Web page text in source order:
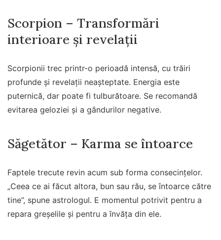
Scorpion – Transformări
interioare și revelații
Scorpionii trec printr-o perioadă intensă, cu trăiri
profunde și revelații neașteptate. Energia este
puternică, dar poate fi tulburătoare. Se recomandă
evitarea geloziei și a gândurilor negative.
Săgetător – Karma se întoarce
Faptele trecute revin acum sub forma consecințelor.
„Ceea ce ai făcut altora, bun sau rău, se întoarce către
tine”, spune astrologul. E momentul potrivit pentru a
repara greșelile și pentru a învăța din ele.